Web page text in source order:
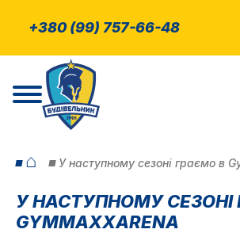
+380 (99) 757-66-48
⌂ У наступному сезоні граємо в
У НАСТУПНОМУ СЕЗОНІ
GYMMAXXARENA